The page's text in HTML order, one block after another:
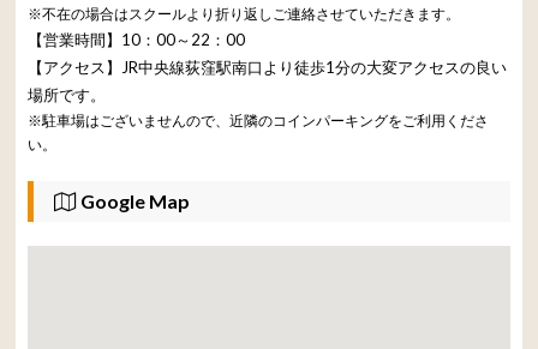
※不在の場合はスクールより折り返しご連絡させていただきます。
【営業時間】10：00～22：00
【アクセス】JR中央線荻窪駅南口より徒歩1分の大変アクセスの良い
場所です。
※駐車場はございませんので、近隣のコインパーキングをご利用くださ
い。
Google Map